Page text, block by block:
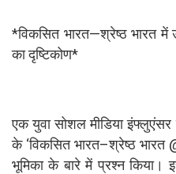
*विकसित भारत—श्रेष्ठ भारत में
का दृष्टिकोण*
एक युवा सोशल मीडिया इंफ्लुएंसर
के ‘विकसित भारत–श्रेष्ठ भारत
भूमिका के बारे में प्रश्न किया।